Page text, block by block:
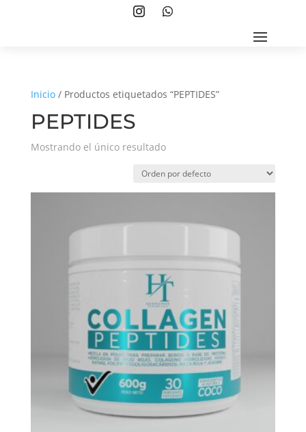
Inicio/ Productos etiquetados “PEPTIDES”
PEPTIDES
Mostrando el único resultado